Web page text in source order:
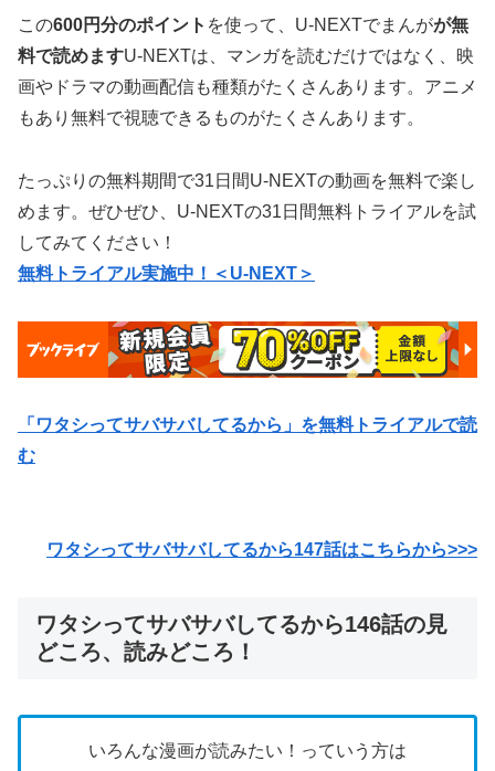
この600円分のポイント を使って、U-NEXTでまんがが無
料で読めますU-NEXTは、マンガを読むだけではなく、映
画やドラマの動画配信も種類がたくさんあります。アニメ
もあり無料で視聴できるものがたくさんあります。
たっぷりの無料期間で31日間U-NEXTの動画を無料で楽し
めます。ぜひぜひ、U-NEXTの31日間無料トライアルを試
してみてください！
無料トライアル実施中！＜U-NEXT＞
「ワタシってサバサバしてるから」を無料トライアルで読
む
ワタシってサバサバしてるから147話はこちらから>>>
ワタシってサバサバしてるから146話の見
どころ、読みどころ！
いろんな漫画が読みたい！っていう方は